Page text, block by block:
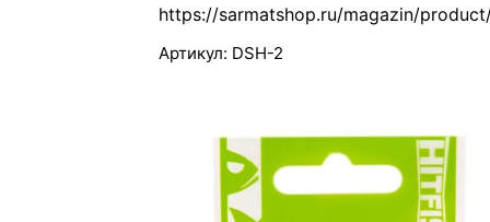
https://sarmatshop.ru/magazin/
Артикул: DSH-2